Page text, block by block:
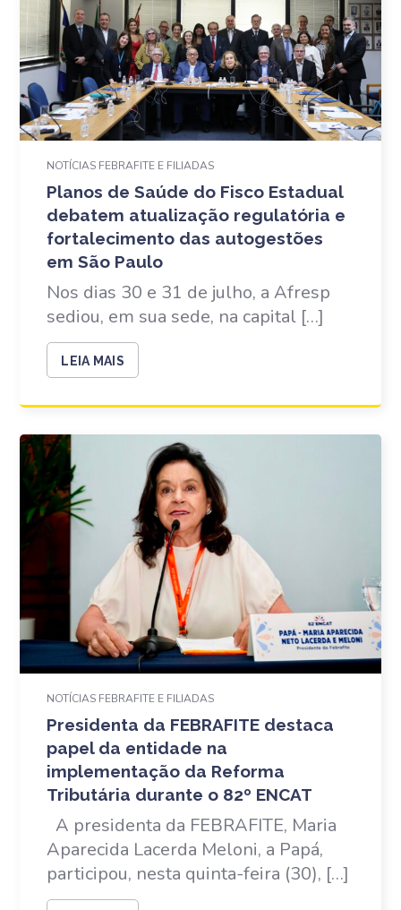
NOTÍCIAS FEBRAFITE E FILIADAS
Planos de Saúde do Fisco Estadual
debatem atualização regulatória e
fortalecimento das autogestões
em São Paulo
Nos dias 30 e 31 de julho, a Afresp
sediou, em sua sede, na capital […]
LEIA MAIS
NOTÍCIAS FEBRAFITE E FILIADAS
Presidenta da FEBRAFITE destaca
papel da entidade na
implementação da Reforma
Tributária durante o 82º ENCAT
A presidenta da FEBRAFITE, Maria
Aparecida Lacerda Meloni, a Papá,
participou, nesta quinta-feira (30), […]